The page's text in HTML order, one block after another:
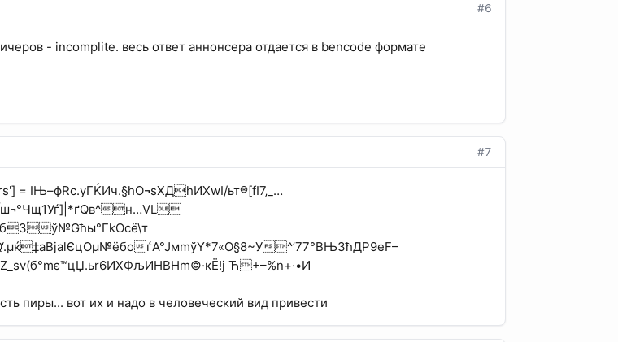
#6
- incomplite. весь ответ аннонсера отдается в bencode формате
#7
= ІЊ–фRс.yГЌИч.§hO¬sXДhИХwI/ьт®[fІ7‚_…
н…VL
ў№Gћы°ГkOсё\т
ѓА°ЈмmўY*7«O§8~У^’77°ВЊ3ћДP9еF–
Ћ+–%n+·•И
пиры... вот их и надо в человеческий вид привести